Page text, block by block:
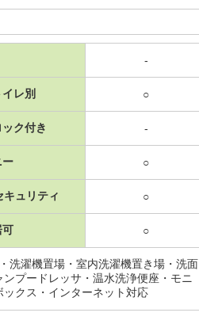
-
レ別 ○
ク付き -
ー ○
キュリティ ○
可 ○
洗濯機置場・室内洗濯機置き場・洗面
プードレッサ・温水洗浄便座・モニ
クス・インターネット対応